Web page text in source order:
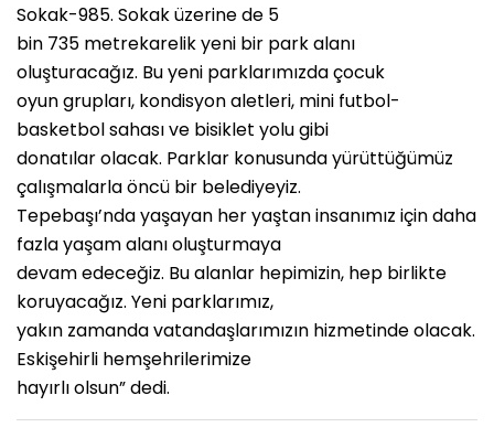
Sokak-985. Sokak üzerine de 5
bin 735 metrekarelik yeni bir park alanı
oluşturacağız. Bu yeni parklarımızda çocuk
oyun grupları, kondisyon aletleri, mini futbol-
basketbol sahası ve bisiklet yolu gibi
donatılar olacak. Parklar konusunda yürüttüğümüz
çalışmalarla öncü bir belediyeyiz.
Tepebaşı’nda yaşayan her yaştan insanımız için daha
fazla yaşam alanı oluşturmaya
devam edeceğiz. Bu alanlar hepimizin, hep birlikte
koruyacağız. Yeni parklarımız,
yakın zamanda vatandaşlarımızın hizmetinde olacak.
Eskişehirli hemşehrilerimize
hayırlı olsun” dedi.